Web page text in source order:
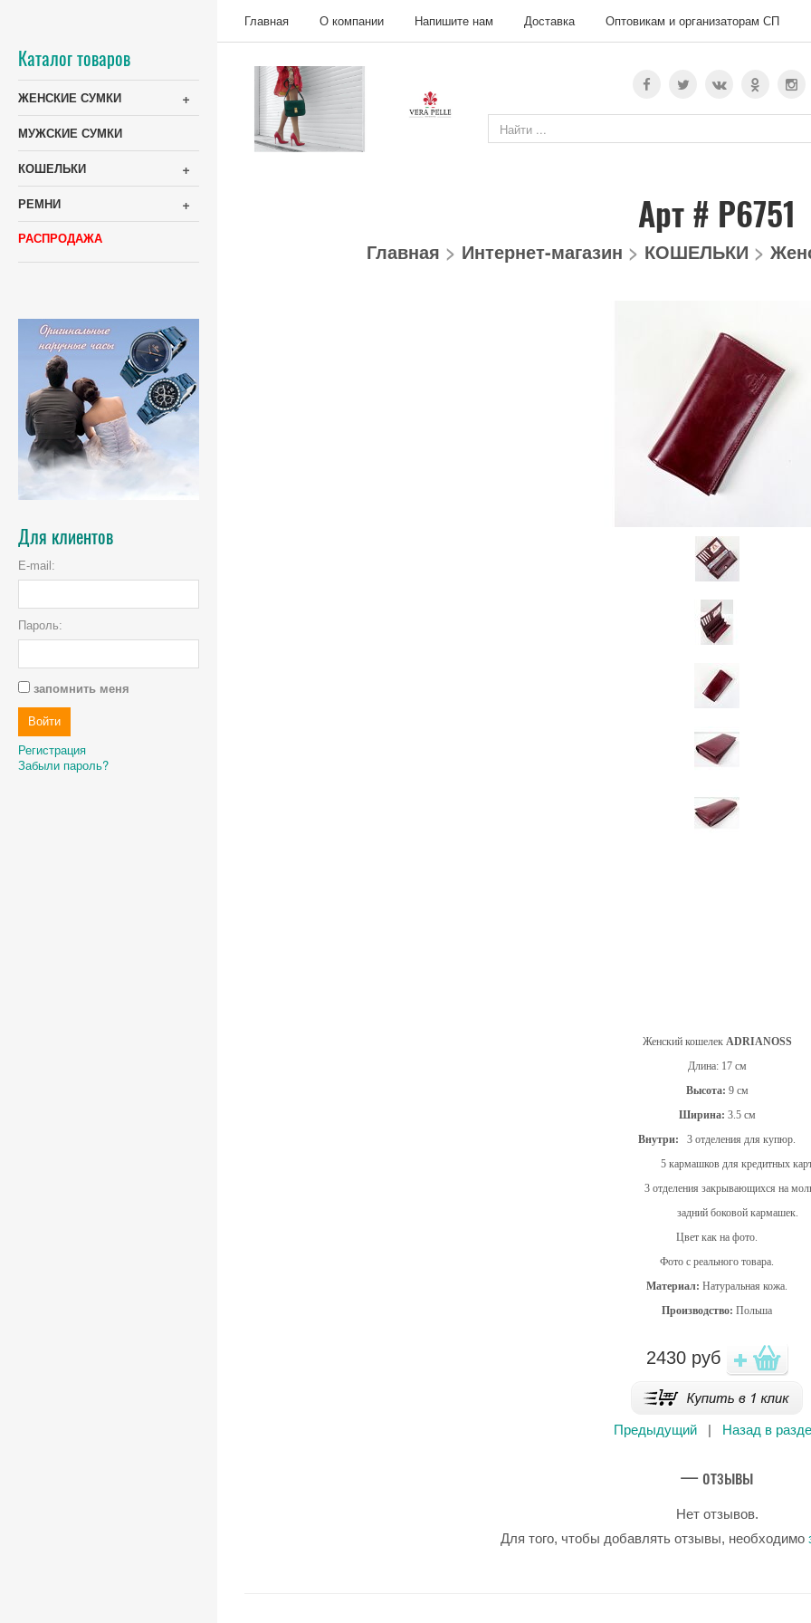
Главная О компании Напишите нам Доставка Оптовикам и организаторам СП
Каталог товаров
+
ЖЕНСКИЕ СУМКИ
МУЖСКИЕ СУМКИ
+
КОШЕЛЬКИ
+
РЕМНИ
РАСПРОДАЖА
Для клиентов
E-mail:
Пароль:
запомнить меня
Регистрация
Забыли пароль?
Арт # P6751
Главная > Интернет-магазин > КОШЕЛЬКИ >
Женский кошелек ADRIANOSS
Длина: 17 см
Высота: 9 см
Ширина: 3.5 см
Внутри:
3 отделения для купюр.
5 кармашков для кредитных
3 отделения закрывающихся на
задний боковой кармашек.
Цвет как на фото.
Фото с реального товара.
Материал: Натуральная кожа.
Производство: Польша
2430руб
Предыдущий | Назад в
— отзывы
Нет отзывов.
Для того, чтобы добавлять отзывы, необходимо